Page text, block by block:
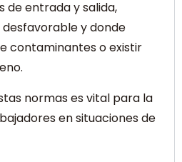
de entrada y salida,
y donde
contaminantes o existir
normas es vital para la
en situaciones de